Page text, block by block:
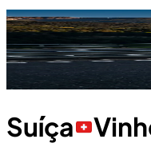
Suíça